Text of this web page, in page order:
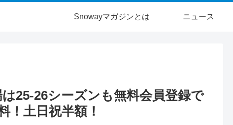
Snowayマガジンとは ニュース
25-26シーズンも無料会員登録で
！土日祝半額！